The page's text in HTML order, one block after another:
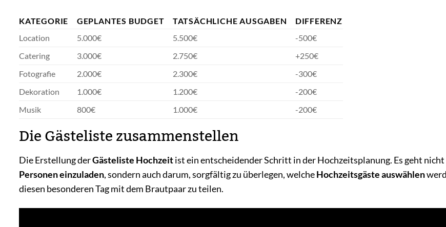
KATEGORIE GEPLANTES BUDGET TATSÄCHLICHE AUSGABEN
DIFFERENZ
Location
5.000€ 5.500€
-500€
Catering
3.000€ 2.750€
+250€
Fotografie
2.000€ 2.300€
-300€
Dekoration
1.000€ 1.200€
-200€
Musik
800€ 1.000€ -200€
Die Gästeliste zusammenstellen
Die Erstellung derGästeliste Hochzeitist ein entscheidender Schritt in der Hochzeitsplanung. Es geht
Personen einzuladen, sondern auch darum, sorgfältig zu überlegen, welcheHochzeitsgäste auswählen
diesen besonderen Tag mit dem Brautpaar zu teilen.